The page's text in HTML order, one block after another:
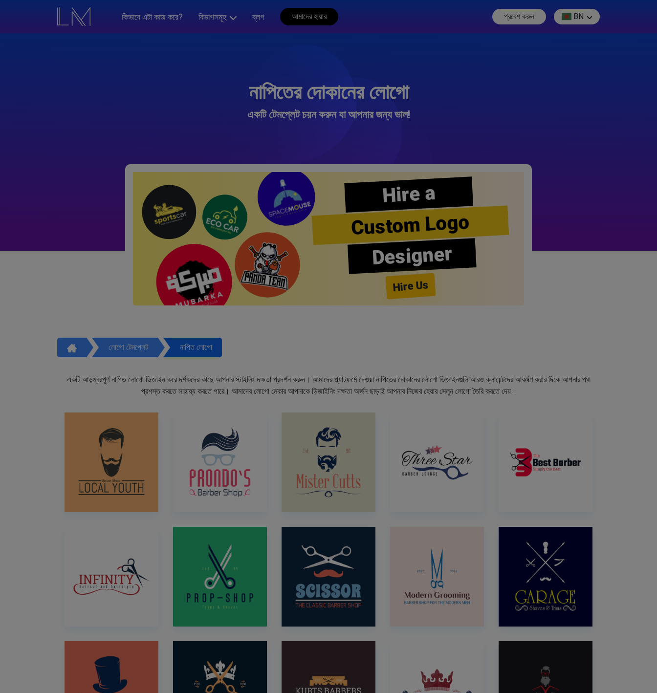
কিভাবে এটা কাজ করে? বিভাগসমূহ ব্লগ আমাদের হায়ার প্রবেশ করুন BN
নাপিতের দোকানের লোগো
একটি টেমপ্লেট চয়ন করুন যা আপনার জন্য ভাল!
Hire a
Custom Logo
Designer
Hire Us
লোগো টেমপ্লেট নাপিত লোগো
একটি আড়ম্বরপূর্ণ নাপিত লোগো ডিজাইন করে দর্শকদের কাছে আপনার স্টাইলিং দক্ষতা প্রদর্শন করুন। আমাদের প্ল্যাটফর্মে দেওয়া নাপিতের দোকানের লোগো ডিজাইনগুলি আরও ক্লায়েন্টদের আকর্ষণ করার দিকে আপনার পথ
প্রশস্ত করতে সাহায্য করতে পারে। আমাদের লোগো মেকার আপনাকে ডিজাইনিং দক্ষতা অর্জন ছাড়াই আপনার নিজের হেয়ার সেলুন লোগো তৈরি করতে দেয়।